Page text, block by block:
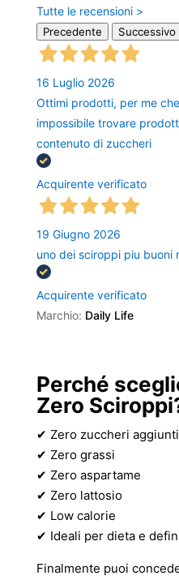
Tutte le recensioni >
Precedente Successivo
16 Luglio 2026
Ottimi prodotti, per me
impossibile trovare
contenuto di zuccheri
Acquirente verificato
19 Giugno 2026
uno dei sciroppi piu buoni
Acquirente verificato
Marchio: Daily Life
Perché
Zero
✔ Zero zuccheri aggiunti
✔ Zero grassi
✔ Zero aspartame
✔ Zero lattosio
✔ Low calorie
✔ Ideali per dieta e
Finalmente puoi